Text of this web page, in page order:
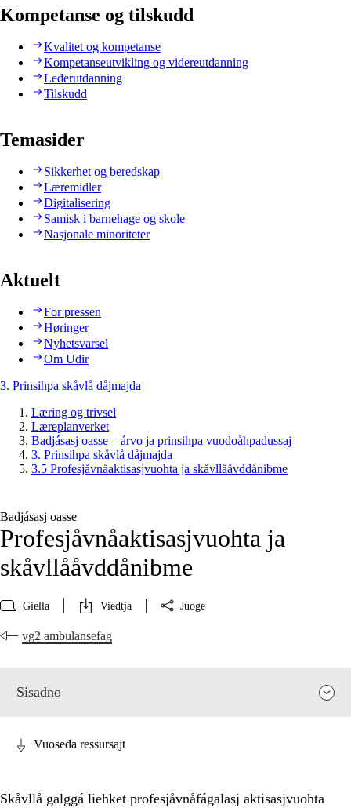
Kompetanse og tilskudd
Kvalitet og kompetanse
Kompetanseutvikling og videreutdanning
Lederutdanning
Tilskudd
Temasider
Sikkerhet og beredskap
Læremidler
Digitalisering
Samisk i barnehage og skole
Nasjonale minoriteter
Aktuelt
For pressen
Høringer
Nyhetsvarsel
Om Udir
3. Prinsihpa skåvlå dåjmajda
Læring og trivsel
Læreplanverket
Badjásasj oasse – árvo ja prinsihpa vuodoåhpadussaj
3. Prinsihpa skåvlå dåjmajda
3.5 Profesjåvnåaktisasjvuohta ja skåvllååvddånibme
Badjásasj oasse
Profesjåvnåaktisasjvuohta ja
skåvllååvddånibme
Giella Viedtja Juoge
vg2 ambulansefag
Sisadno
Vuoseda ressursajt
Skåvllå galggá liehket profesjåvnåfágalasj aktisasjvuohta